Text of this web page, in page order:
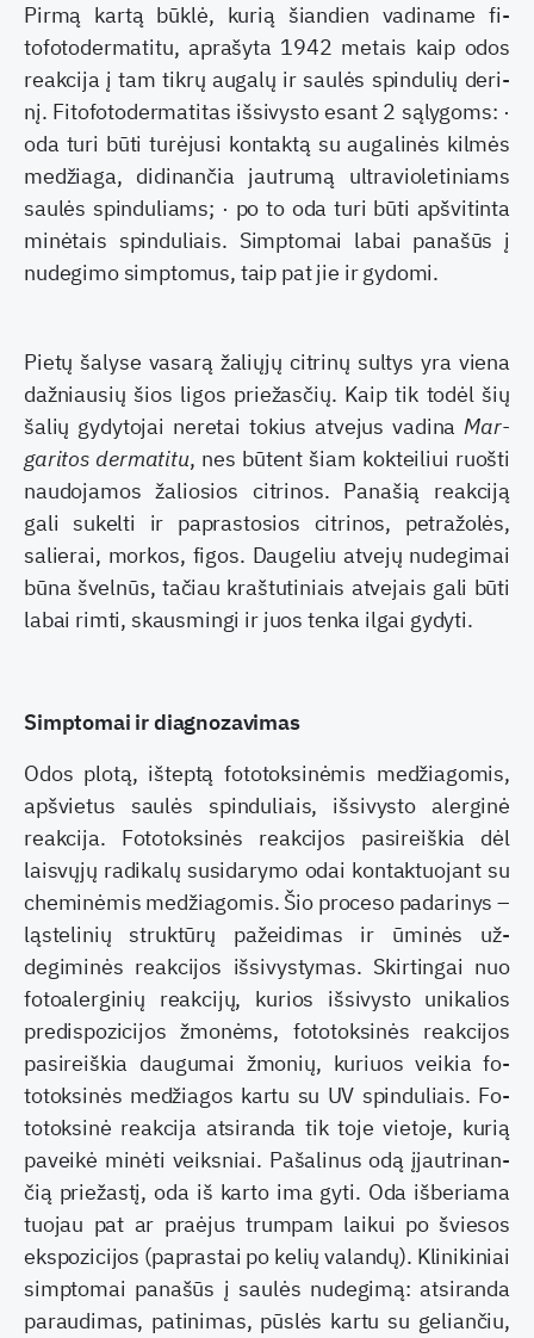
Pirmą kartą būklė, kurią šiandien vadiname fi­
tofotodermatitu, aprašyta 1942 metais kaip odos
reakcija į tam tikrų augalų ir saulės spindulių deri­
nį. Fitofotodermatitas išsivysto esant 2 sąlygoms: ·
oda turi būti turėjusi kontaktą su augalinės kilmės
medžiaga, didinančia jautrumą ultravioletiniams
saulės spinduliams; · po to oda turi būti apšvitinta
minėtais spinduliais. Simptomai labai panašūs į
nudegimo simptomus, taip pat jie ir gydomi.
Pietų šalyse vasarą žaliųjų citrinų sultys yra vie­na
dažniausių šios ligos priežasčių. Kaip tik todėl šių
šalių gydytojai neretai tokius atvejus vadinaMar­
garitos dermatitu, nes būtent šiam kokteiliui ruošti
naudojamos žaliosios citrinos. Panašią reakciją
gali sukelti ir paprastosios citrinos, petražolės,
salierai, morkos, figos. Daugeliu atvejų nudegimai
būna švel­nūs, tačiau kraštutiniais atvejais gali būti
labai rim­ti, skausmingi ir juos tenka ilgai gydyti.
Simptomai ir diagnozavimas
Odos plotą, išteptą fototoksinėmis medžiago­mis,
apšvietus saulės spinduliais, išsivysto alergi­nė
reakcija. Fototoksinės reakcijos pasireiškia dėl
laisvųjų radikalų susidarymo odai kontaktuojant su
cheminėmis medžiagomis. Šio proceso padari­nys –
ląstelinių struktūrų pažeidimas ir ūminės už­
degiminės reakcijos išsivystymas. Skirtingai nuo
fotoalerginių reakcijų, kurios išsivysto unikalios
predispozicijos žmonėms, fototoksinės reakcijos
pasireiškia daugumai žmonių, kuriuos veikia fo­
totoksinės medžiagos kartu su UV spinduliais. Fo­
totoksinė reakcija atsiranda tik toje vietoje, kurią
paveikė minėti veiksniai. Pašalinus odą įjautrinan­
čią priežastį, oda iš karto ima gyti. Oda išberiama
tuojau pat ar praėjus trumpam laikui po šviesos
ekspozicijos (paprastai po kelių valandų). Klini­kiniai
simptomai panašūs į saulės nudegimą: atsi­randa
paraudimas, patinimas, pūslės kartu su ge­liančiu,